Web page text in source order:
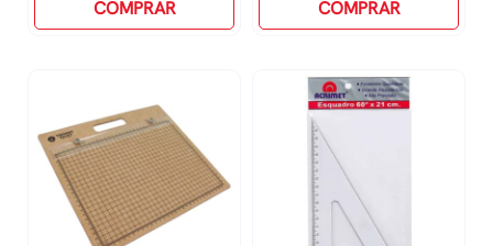
3mm
COMPRAR
28cm
COMPRAR